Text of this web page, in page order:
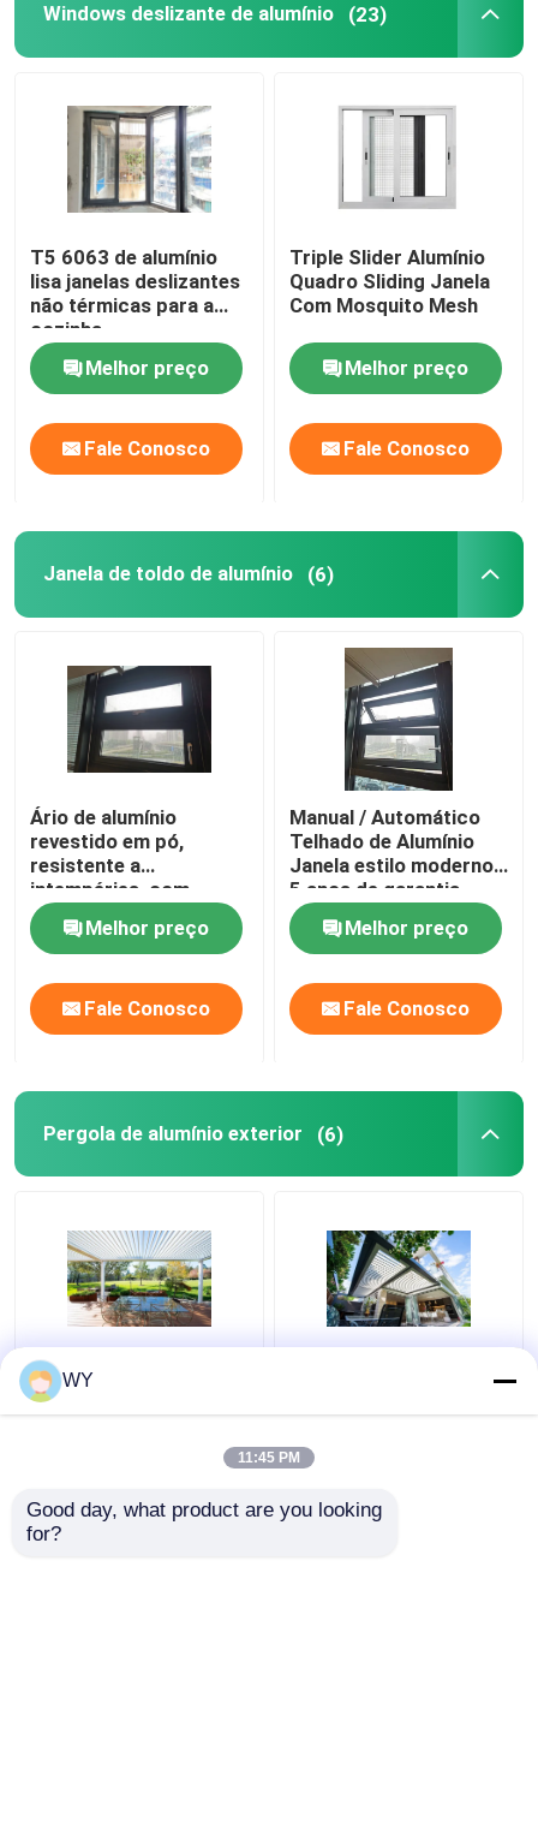
Windows deslizante de alumínio (23)
T5 6063 de alumínio
lisa janelas deslizantes
não térmicas para a
cozinha
Melhor preço
Fale Conosco
Triple Slider Alumínio
Quadro Sliding Janela
Com Mosquito Mesh
Melhor preço
Fale Conosco
Janela de toldo de alumínio (6)
Ário de alumínio
revestido em pó,
resistente a
intempéries, com
insectos e proteção
solar Melhor preço
Fale Conosco
Manual / Automático
Telhado de Alumínio
Janela estilo moderno
5 anos de garantia
Melhor preço
Fale Conosco
Pergola de alumínio exterior (6)
Revestimento em pó de
pergola de alumínio
Certificado SGS
WY
11:45 PM
Good day, what product are you looking
for?